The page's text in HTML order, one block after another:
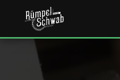
Kundenbewertungen &